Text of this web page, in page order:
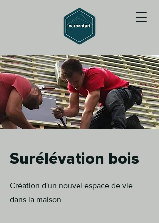
Surélévation bois
Création d'un nouvel espace de vie
dans la maison